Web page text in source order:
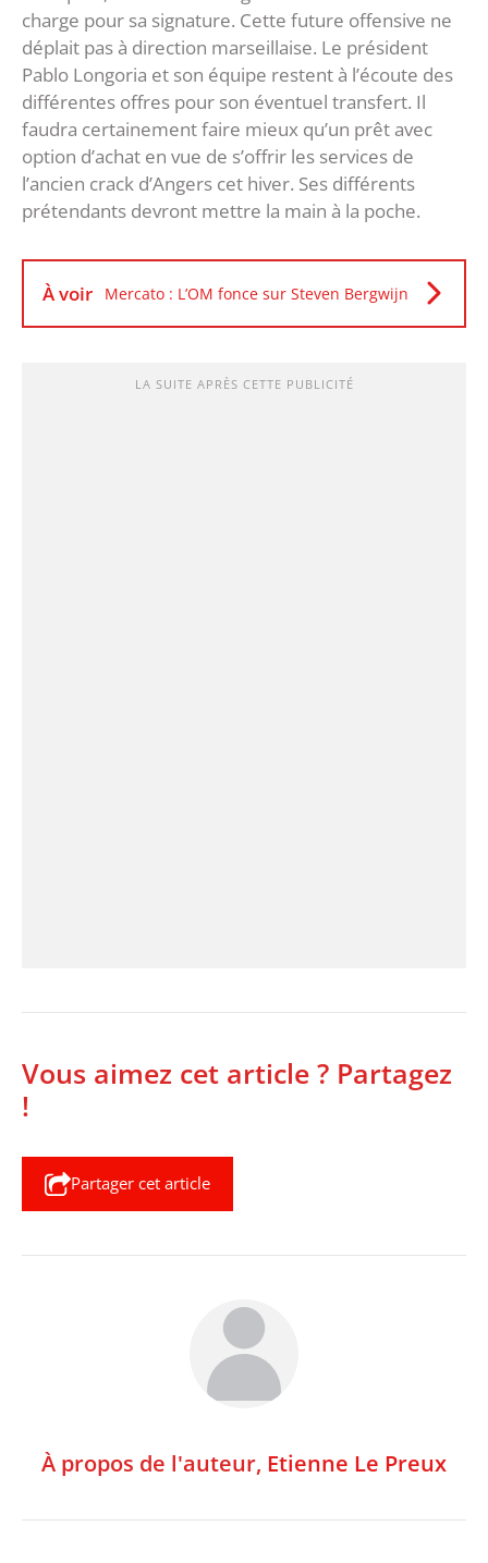
charge pour sa signature. Cette future offensive ne
déplait pas à direction marseillaise. Le président
Pablo Longoria et son équipe restent à l’écoute des
différentes offres pour son éventuel transfert. Il
faudra certainement faire mieux qu’un prêt avec
option d’achat en vue de s’offrir les services de
l’ancien crack d’Angers cet hiver. Ses différents
prétendants devront mettre la main à la poche.
À voir Mercato : L’OM fonce sur Steven Bergwijn
LA SUITE APRÈS CETTE PUBLICITÉ
Vous aimez cet article ? Partagez
!
Partager cet article
À propos de l'auteur, Etienne Le Preux